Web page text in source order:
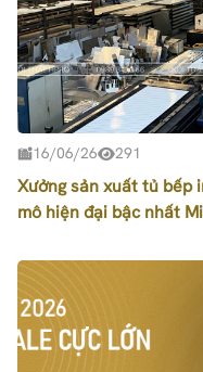
16/06/26 291
Xưởng sản xuất tủ bếp
mô hiện đại bậc nhất